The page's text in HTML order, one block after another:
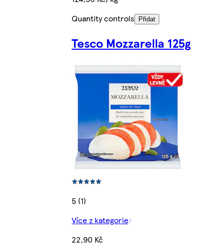
Quantity controls
Přidat
Tesco Mozzarella 125g
5 (1)
Více z kategorie
22,90 Kč